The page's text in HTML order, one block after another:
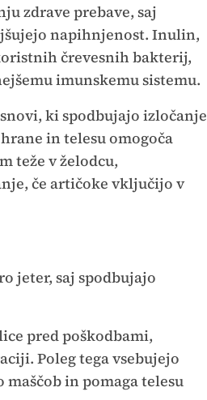
zdrave prebave, saj
napihnjenost. Inulin,
črevesnih bakterij,
imunskemu sistemu.
ki spodbujajo izločanje
in telesu omogoča
teže v želodcu,
če artičoke vključijo v
jeter, saj spodbujajo
pred poškodbami,
Poleg tega vsebujejo
in pomaga telesu